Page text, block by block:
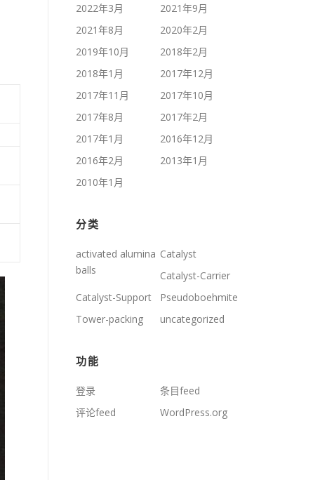
2022年3月
2021年9月
2021年8月
2020年2月
2019年10月
2018年2月
2018年1月
2017年12月
2017年11月
2017年10月
2017年8月
2017年2月
2017年1月
2016年12月
2016年2月
2013年1月
2010年1月
分类
activated alumina
balls
Catalyst
Catalyst-Carrier
Catalyst-Support
Pseudoboehmite
Tower-packing
uncategorized
功能
登录
条目feed
评论feed
WordPress.org